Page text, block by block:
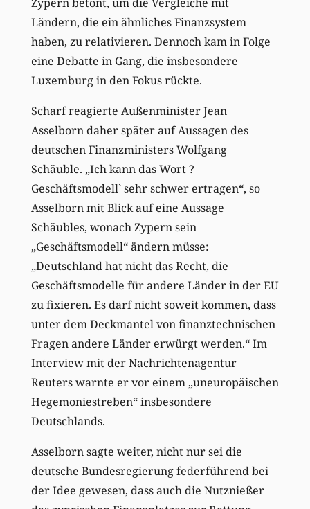
Ländern, die ein ähnliches Finanzsystem
haben, zu relativieren. Dennoch kam in Folge
eine Debatte in Gang, die insbesondere
Luxemburg in den Fokus rückte.
Scharf reagierte Außenminister Jean
Asselborn daher später auf Aussagen des
deutschen Finanzministers Wolfgang
Schäuble. „Ich kann das Wort ?
Geschäftsmodell` sehr schwer ertragen“, so
Asselborn mit Blick auf eine Aussage
Schäubles, wonach Zypern sein
„Geschäftsmodell“ ändern müsse:
„Deutschland hat nicht das Recht, die
Geschäftsmodelle für andere Länder in der EU
zu fixieren. Es darf nicht soweit kommen, dass
unter dem Deckmantel von finanztechnischen
Fragen andere Länder erwürgt werden.“ Im
Interview mit der Nachrichtenagentur
Reuters warnte er vor einem „uneuropäischen
Hegemoniestreben“ insbesondere
Deutschlands.
Asselborn sagte weiter, nicht nur sei die
deutsche Bundesregierung federführend bei
der Idee gewesen, dass auch die Nutznießer